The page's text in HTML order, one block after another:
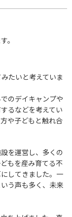
。
たいと考えていま
のデイキャンプや
るなどを考えてい
や子どもと触れ合
を運営し、多くの
もを産み育てる不
してきました。一
う声も多く、未来